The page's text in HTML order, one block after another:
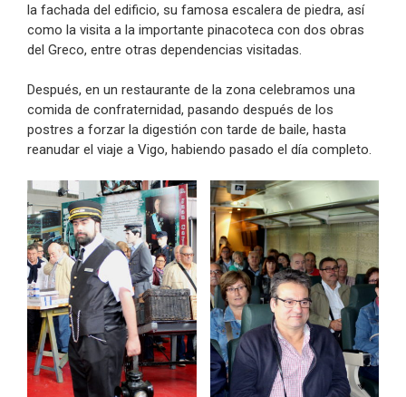
la fachada del edificio, su famosa escalera de piedra, así
como la visita a la importante pinacoteca con dos obras
del Greco, entre otras dependencias visitadas.
Después, en un restaurante de la zona celebramos una
comida de confraternidad, pasando después de los
postres a forzar la digestión con tarde de baile, hasta
reanudar el viaje a Vigo, habiendo pasado el día completo.